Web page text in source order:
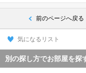
前のページへ戻る
気になるリスト
別の探し方でお部屋を探